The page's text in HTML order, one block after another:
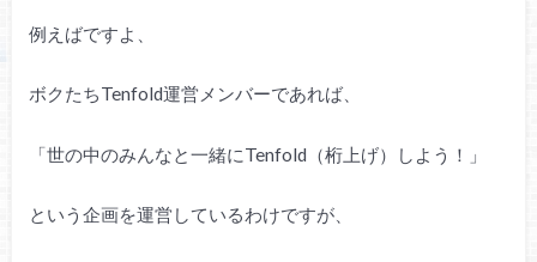
例えばですよ、
ボクたちTenfold運営メンバーであれば、
「世の中のみんなと一緒にTenfold（桁上げ）しよう！」
という企画を運営しているわけですが、